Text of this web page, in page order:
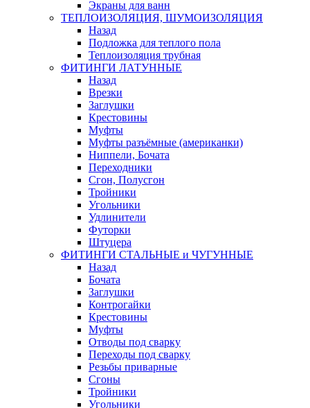
Экраны для ванн
ТЕПЛОИЗОЛЯЦИЯ, ШУМОИЗОЛЯЦИЯ
Назад
Подложка для теплого пола
Теплоизоляция трубная
ФИТИНГИ ЛАТУННЫЕ
Назад
Врезки
Заглушки
Крестовины
Муфты
Муфты разъёмные (американки)
Ниппели, Бочата
Переходники
Сгон, Полусгон
Тройники
Угольники
Удлинители
Футорки
Штуцера
ФИТИНГИ СТАЛЬНЫЕ и ЧУГУННЫЕ
Назад
Бочата
Заглушки
Контрогайки
Крестовины
Муфты
Отводы под сварку
Переходы под сварку
Резьбы приварные
Сгоны
Тройники
Угольники